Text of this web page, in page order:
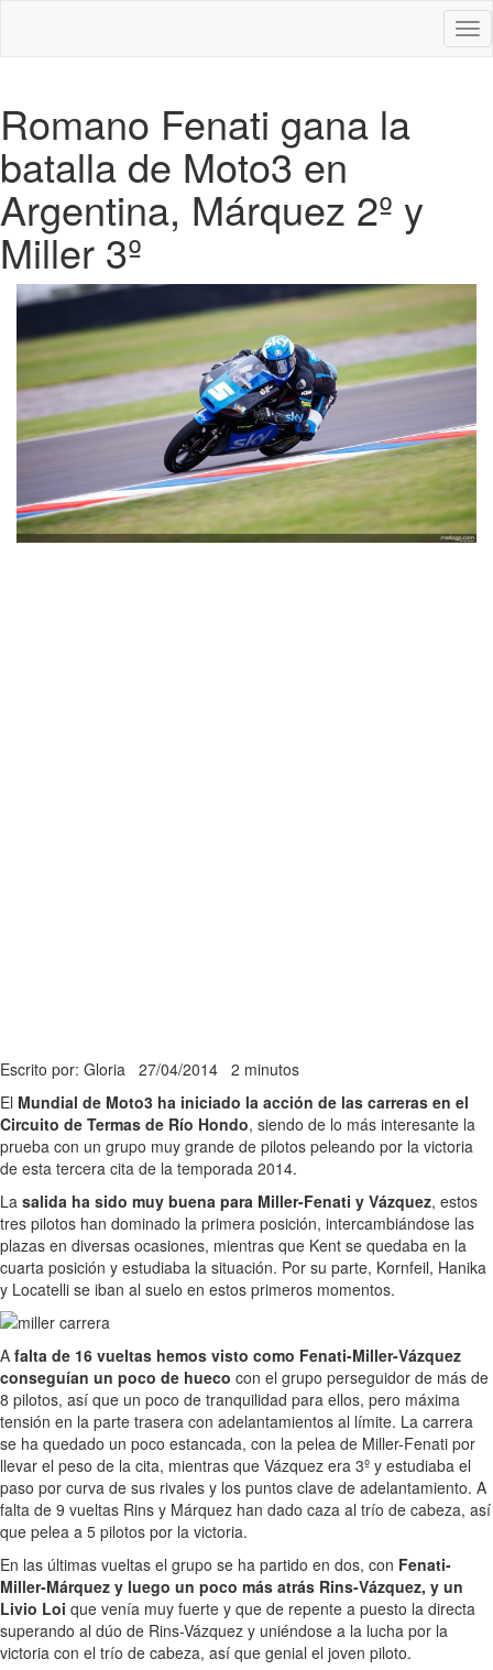
Romano Fenati gana la
batalla de Moto3 en
Argentina, Márquez 2º y
Miller 3º
Escrito por: Gloria 27/04/2014 2 minutos
El Mundial de Moto3 ha iniciado la acción de las carreras en el
Circuito de Termas de Río Hondo, siendo de lo más interesante la
prueba con un grupo muy grande de pilotos peleando por la victoria
de esta tercera cita de la temporada 2014.
La salida ha sido muy buena para Miller-Fenati y Vázquez, estos
tres pilotos han dominado la primera posición, intercambiándose las
plazas en diversas ocasiones, mientras que Kent se quedaba en la
cuarta posición y estudiaba la situación. Por su parte, Kornfeil, Hanika
y Locatelli se iban al suelo en estos primeros momentos.
A falta de 16 vueltas hemos visto como Fenati-Miller-Vázquez
conseguían un poco de hueco con el grupo perseguidor de más de
8 pilotos, así que un poco de tranquilidad para ellos, pero máxima
tensión en la parte trasera con adelantamientos al límite. La carrera
se ha quedado un poco estancada, con la pelea de Miller-Fenati por
llevar el peso de la cita, mientras que Vázquez era 3º y estudiaba el
paso por curva de sus rivales y los puntos clave de adelantamiento. A
falta de 9 vueltas Rins y Márquez han dado caza al trío de cabeza, así
que pelea a 5 pilotos por la victoria.
En las últimas vueltas el grupo se ha partido en dos, con Fenati-
Miller-Márquez y luego un poco más atrás Rins-Vázquez, y un
Livio Loi que venía muy fuerte y que de repente a puesto la directa
superando al dúo de Rins-Vázquez y uniéndose a la lucha por la
victoria con el trío de cabeza, así que genial el joven piloto.